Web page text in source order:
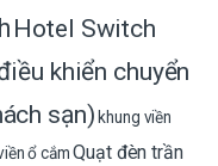
Hotel Switch
khiển chuyển
sạn) khung viền
ổ cắm Quạt đèn trần